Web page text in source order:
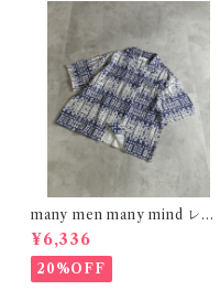
many men many mind レー
ヨン 総柄シャツ バティック ネ
イティブ ネイビー M261506
0
¥6,336
20%OFF